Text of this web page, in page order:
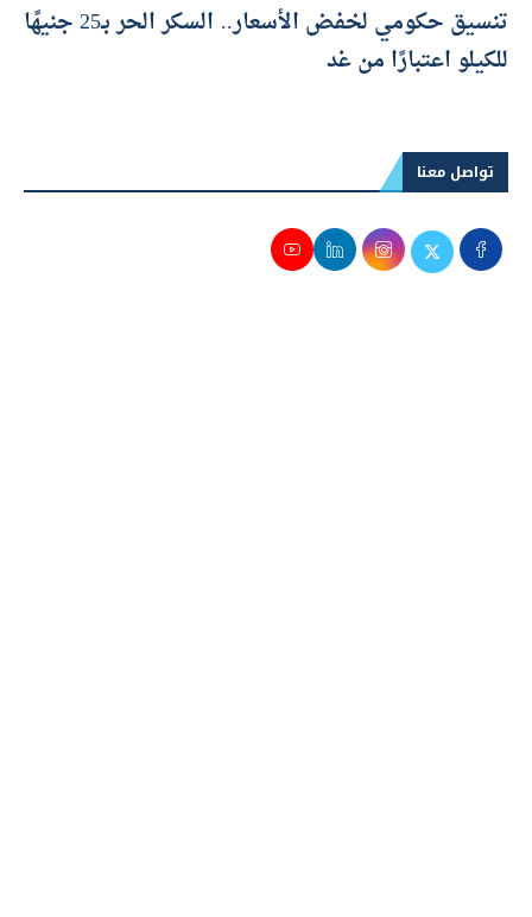
تنسيق حكومي لخفض الأسعار.. السكر الحر بـ25 جنيهًا
للكيلو اعتبارًا من غد
تواصل معنا